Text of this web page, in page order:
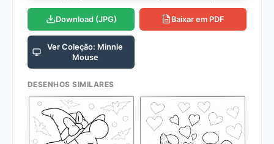
Download (JPG) Baixar em PDF
Ver Coleção: Minnie
Mouse
DESENHOS SIMILARES